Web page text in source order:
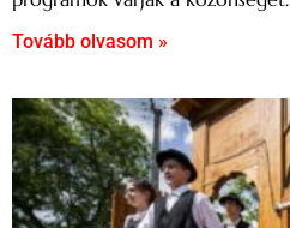
Tovább olvasom »